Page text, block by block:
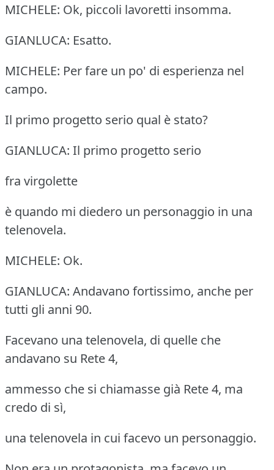
MICHELE: Ok, piccoli lavoretti insomma.
GIANLUCA: Esatto.
MICHELE: Per fare un po' di esperienza nel
campo.
Il primo progetto serio qual è stato?
GIANLUCA: Il primo progetto serio
fra virgolette
è quando mi diedero un personaggio in una
telenovela.
MICHELE: Ok.
GIANLUCA: Andavano fortissimo, anche per
tutti gli anni 90.
Facevano una telenovela, di quelle che
andavano su Rete 4,
ammesso che si chiamasse già Rete 4, ma
credo di sì,
una telenovela in cui facevo un personaggio.